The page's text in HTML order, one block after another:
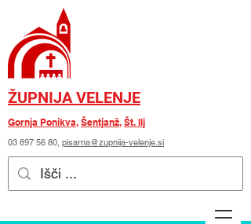
ŽUPNIJA VELENJE
Gornja Ponikva, Šentjanž, Št. Ilj
03 897 56 80, pisarna@zupnija-velenje.si